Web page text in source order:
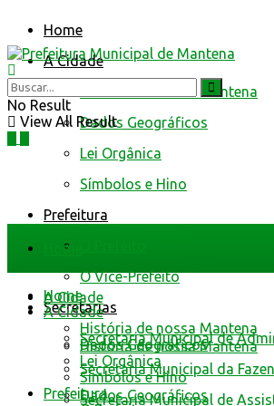
Home
A Cidade
História de nossa Mantena
Dados Geográficos
Lei Orgânica
Símbolos e Hino
Prefeitura
O Vice-Prefeito
Secretarias
Secretaria Municipal de
Secretaria Municipal da
Secretaria Municipal de
No Result
View All Result
Home
A Cidade
História de nossa Mantena
Dados Geográficos
Home
A Cidade
História de nossa Mantena
Dados Geográficos
Lei Orgânica
Símbolos e Hino
Prefeitura